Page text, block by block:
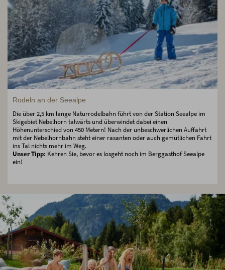
Rodeln an der Seealpe
Die über 2,5 km lange Naturrodelbahn führt von der Station Seealpe im
Skigebiet Nebelhorn talwärts und überwindet dabei einen
Höhenunterschied von 450 Metern! Nach der unbeschwerlichen Auffahrt
mit der Nebelhornbahn steht einer rasanten oder auch gemütlichen Fahrt
ins Tal nichts mehr im Weg.
Unser Tipp: Kehren Sie, bevor es losgeht noch im Berggasthof Seealpe
ein!